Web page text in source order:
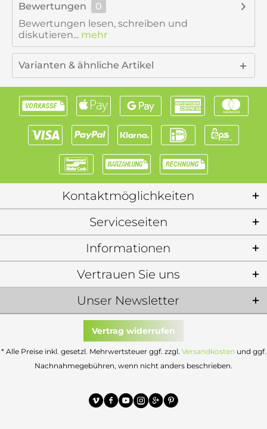
Bewertungen
0
Bewertungen lesen, schreiben und
diskutieren... mehr
Varianten & ähnliche Artikel
Kontaktmöglichkeiten
Serviceseiten
Informationen
Unser Newsletter
Vertrauen Sie uns
Vertrag widerrufen
* Alle Preise inkl. gesetzl. Mehrwertsteuer ggf. zzgl. Versandkosten und ggf.
Nachnahmegebühren, wenn nicht anders beschrieben.